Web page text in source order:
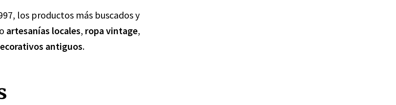
los productos más buscados y
artesanías locales, ropa vintage,
antiguos.